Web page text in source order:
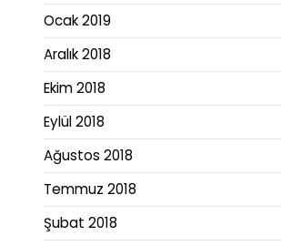
Ocak 2019
Aralık 2018
Ekim 2018
Eylül 2018
Ağustos 2018
Temmuz 2018
Şubat 2018